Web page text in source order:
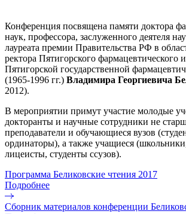
Конференция посвящена памяти доктора
наук, профессора, заслуженного деятеля
лауреата премии Правительства РФ в
ректора Пятигорского фармацевтического
Пятигорской государственной
(1965-1996 гг.) Владимира Георгиевича
2012).
В мероприятии примут участие молодые
докторанты и научные сотрудники не
преподаватели и обучающиеся вузов
ординаторы), а также учащиеся
лицеисты, студенты ссузов).
Программа Беликовские чтения 2017
Подробнее
Сборник материалов конференции